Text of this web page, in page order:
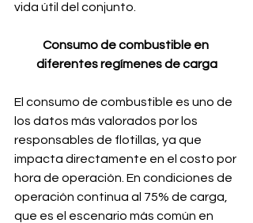
vida útil del conjunto.
Consumo de combustible en
diferentes regímenes de carga
El consumo de combustible es uno de
los datos más valorados por los
responsables de flotillas, ya que
impacta directamente en el costo por
hora de operación. En condiciones de
operación continua al 75% de carga,
que es el escenario más común en